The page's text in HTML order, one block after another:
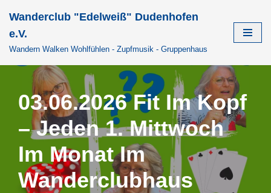
Zum
Inhalt
Wanderclub "Edelweiß" Dudenhofen
e.V.
Wandern Walken Wohlfühlen - Zupfmusik - Gruppenhaus
03.06.2026 Fit Im Kopf
– Jeden 1. Mittwoch
Im Monat Im
Wanderclubhaus